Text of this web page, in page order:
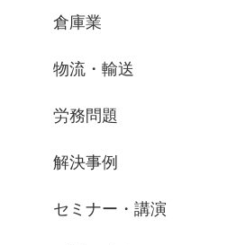
倉庫業
物流・輸送
労務問題
解決事例
セミナー・講演